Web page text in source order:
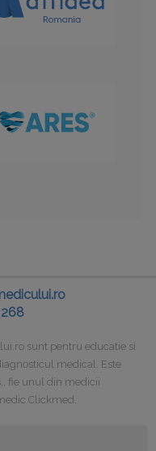
sunt pentru educatie si
medical. Este
fie unul din medicii
Clickmed.